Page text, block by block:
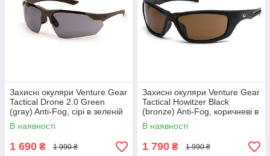
Захисні окуляри Venture Gear
Tactical Drone 2.0 Green
(gray) Anti-Fog, сірі в зеленій
оправі
В наявності
1 690 ₴ 1 990 ₴
Захисні окуляри Venture Gear
Tactical Howitzer Black
(bronze) Anti-Fog, коричневі в
чорній оправі
В наявності
1 790 ₴ 1 990 ₴